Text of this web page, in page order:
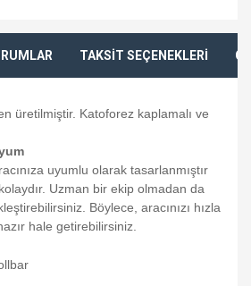
TAKSİT SEÇENEKLERİ
üretilmiştir. Katoforez kaplamalı ve
uyumlu olarak tasarlanmıştır
Uzman bir ekip olmadan da
Böylece, aracınızı hızla
hale getirebilirsiniz.